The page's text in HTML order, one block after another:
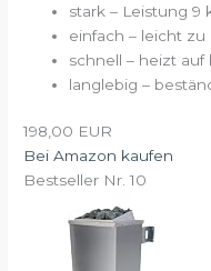
stark – Leistung 9
einfach – leicht
schnell – heizt auf
langlebig –
198,00 EUR
Bei Amazon kaufen
Bestseller Nr. 10